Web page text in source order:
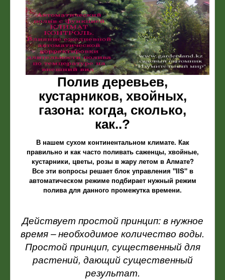
Полив деревьев,
кустарников, хвойных,
газона: когда, сколько,
как..?
В нашем сухом континентальном климате. Как
правильно и как часто поливать саженцы, хвойные,
кустарники, цветы, розы в жару летом в Алмате?
Все эти вопросы решает блок управления "IIS" в
автоматическом режиме подбирает нужный режим
полива для данного промежутка времени.
Действует простой принцип: в нужное
время – необходимое количество воды.
Простой принцип, существенный для
растений, дающий существенный
результат.